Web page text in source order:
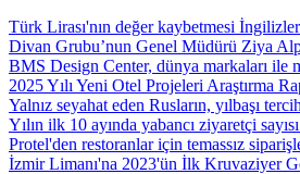
Türk Lirası'nın değer kaybetmesi
Divan Grubu’nun Genel Müdürü Ziya
BMS Design Center, dünya markaları ile
2025 Yılı Yeni Otel Projeleri Araştırma
Yalnız seyahat eden Rusların, yılbaşı
Yılın ilk 10 ayında yabancı ziyaretçi
Protel'den restoranlar için temassız
İzmir Limanı'na 2023'ün İlk Kruvaziyer